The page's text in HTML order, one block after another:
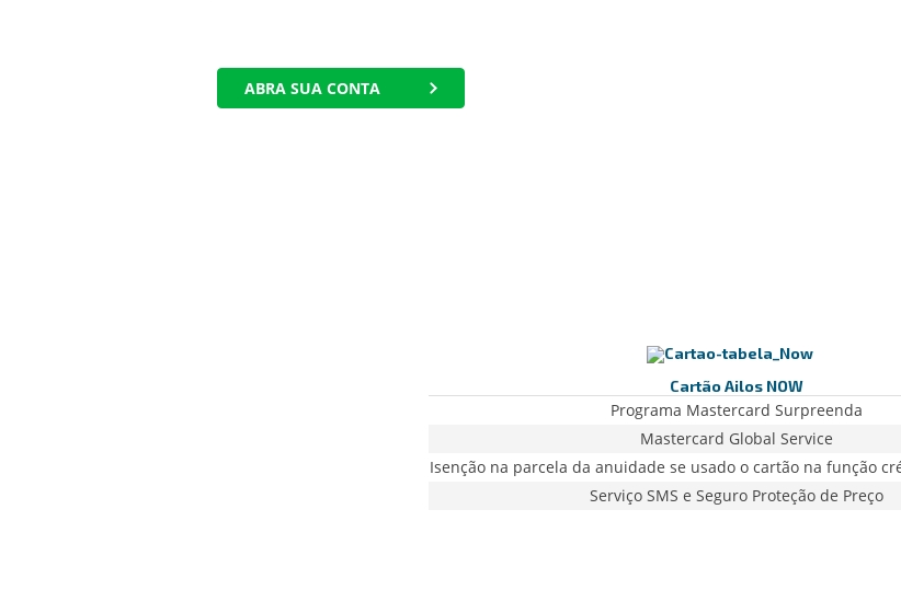
ABRA SUA CONTA
Cartão Ailos NOW
Programa Mastercard Surpreenda
Mastercard Global Service
Isenção na parcela da anuidade se usado o cartão na função
Serviço SMS e Seguro Proteção de Preço